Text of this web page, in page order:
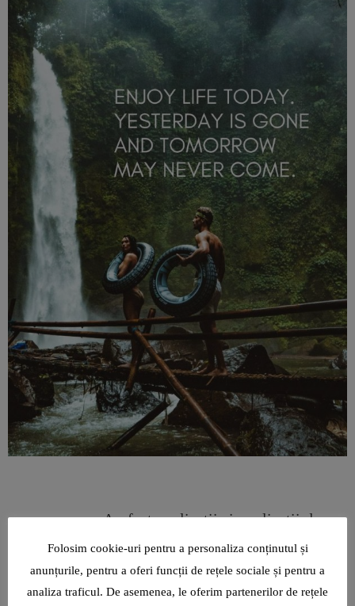
Au fost explicații și explicații despre
anumite boli. Am precizat afecțiunea mea cu
vertijul, despre care am aflat în urmă cu câțiva ani,
doar în contextul în care acele morți subite despre
Folosim cookie-uri pentru a personaliza conținutul și
anunțurile, pentru a oferi funcții de rețele sociale și pentru a
analiza traficul. De asemenea, le oferim partenerilor de rețele